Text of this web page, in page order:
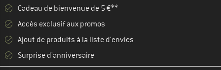
Cadeau de bienvenue de 5 €**
Accès exclusif aux promos
Ajout de produits à la liste d'envies
Surprise d'anniversaire